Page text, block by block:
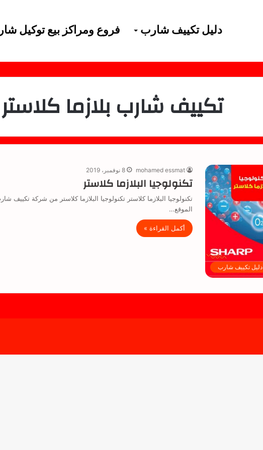
دليل تكييف شارب فروع ومراكز بيع توكيل
تكييف شارب بلازما كلاستر
دليل تكييف شارب
mohamed essmat 8 نوفمبر، 2019
تكنولوجيا البلازما كلاستر
تكنولوجيا البلازما كلاستر تكنولوجيا البلازما كلاستر من شركة تكييف
الموقع…
أكمل القراءة »